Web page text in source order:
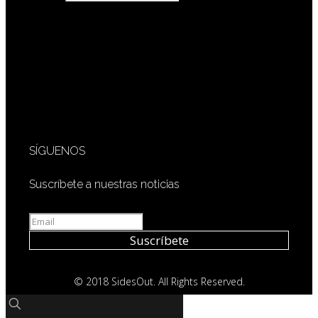
SÍGUENOS
Suscríbete a nuestras noticias
© 2018 SidesOut. All Rights Reserved.